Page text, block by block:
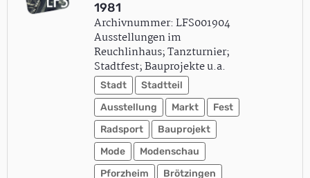
1981
Archivnummer: LFS001904
Ausstellungen im
Reuchlinhaus; Tanzturnier;
Stadtfest; Bauprojekte u.a.
Stadt
Stadtteil
Ausstellung
Markt
Fest
Radsport
Bauprojekt
Mode
Modenschau
Pforzheim
Brötzingen